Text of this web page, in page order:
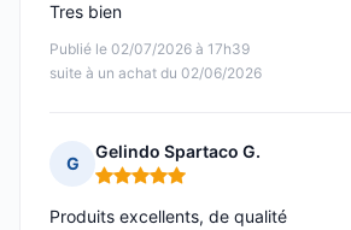
Publié le 02/07/2026 à 17h39
suite à un achat du 02/06/2026
Tres bien
G
Gelindo Spartaco G.
Note : 5 sur 5
Produits excellents, de qualité